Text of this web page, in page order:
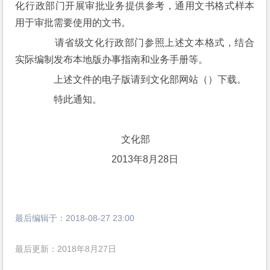
化行政部门开展审批业务提供参考，通用文书格式样本
用于审批需要使用的文书。
请省级文化行政部门参照上述文本格式，结合
实际编制发布本地版办事指南和业务手册等。
上述文件的电子版请到文化部网站（ ）下载。
特此通知。
文化部
2013年8月28日
最后编辑于： 2018-08-27 23:00
最后更新：2018年8月27日